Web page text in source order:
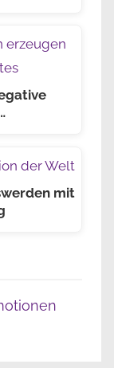
mit